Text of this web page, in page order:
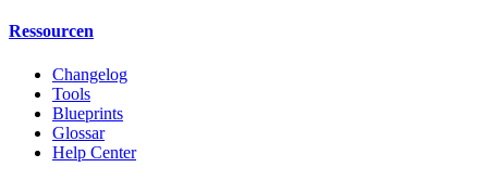
Ressourcen
Changelog
Tools
Blueprints
Glossar
Help Center